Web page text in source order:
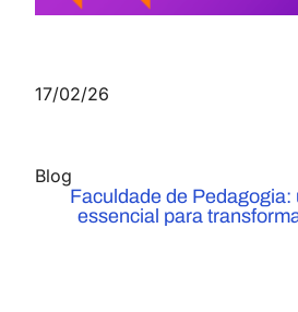
17/02/26
Blog
Faculdade de Pedagogia:
essencial para